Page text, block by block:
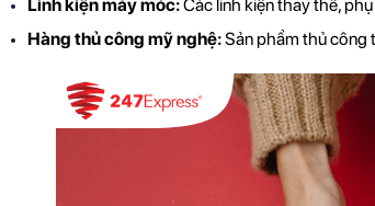
Linh kiện máy móc: Các linh kiện thay thế,
Hàng thủ công mỹ nghệ: Sản phẩm thủ công